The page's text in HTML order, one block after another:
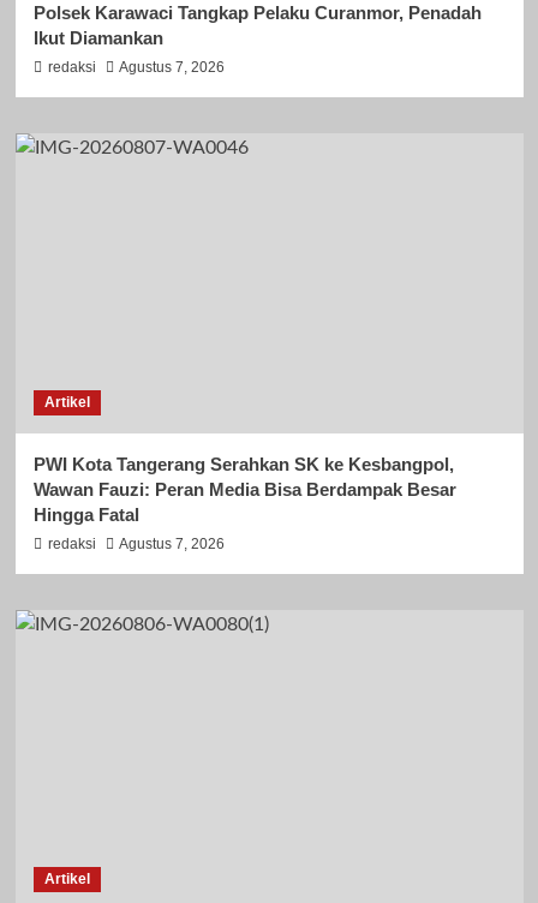
Polsek Karawaci Tangkap Pelaku Curanmor, Penadah
Ikut Diamankan
redaksi Agustus 7, 2026
Artikel
PWI Kota Tangerang Serahkan SK ke Kesbangpol,
Wawan Fauzi: Peran Media Bisa Berdampak Besar
Hingga Fatal
redaksi Agustus 7, 2026
Artikel